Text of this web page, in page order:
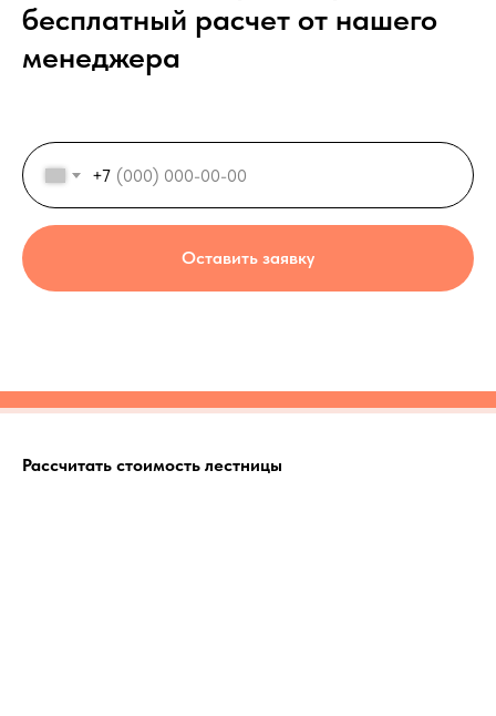
бесплатный расчет от нашего
менеджера
+7
Оставить заявку
Рассчитать стоимость лестницы